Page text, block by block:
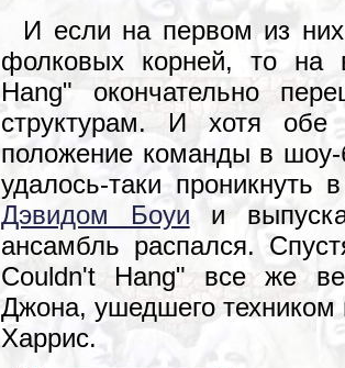
И если на первом из
фолковых корней, то на
Hang" окончательно
структурам. И хотя обе
положение команды в
удалось-таки проникнуть
Дэвидом Боуи и
ансамбль распался.
Couldn't Hang" все же
Джона, ушедшего техником
Харрис.